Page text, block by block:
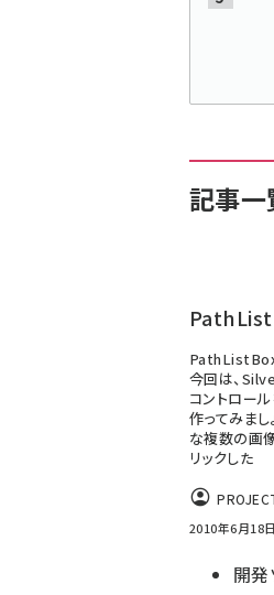
記事一
PathListBox
今回は、
コントロー
作ってみまし
な複数の画
リックした
2010年6月18
開